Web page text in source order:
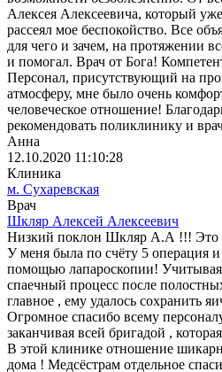
Алексея Алексеевича, который
рассеял мое беспокойство. Все
для чего и зачем, на протяжении
и помогал. Врач от Бога!
Персонал, присутствующий на
атмосферу, мне было очень
человеческое отношение!
рекомендовать поликлинику и
Анна
12.10.2020 11:10:28
Клиника
м. Сухаревская
Врач
Шкляр Алексей Алексеевич
Низкий поклон Шкляр А.А !!! Это
У меня была по счёту 5 операция и
помощью лапароскопии!
спаечный процесс после
главное , ему удалось сохранить
Огромное спасибо всему
заканчивая всей бригадой ,
В этой клинике отношение
дома ! Медсёстрам отдельное